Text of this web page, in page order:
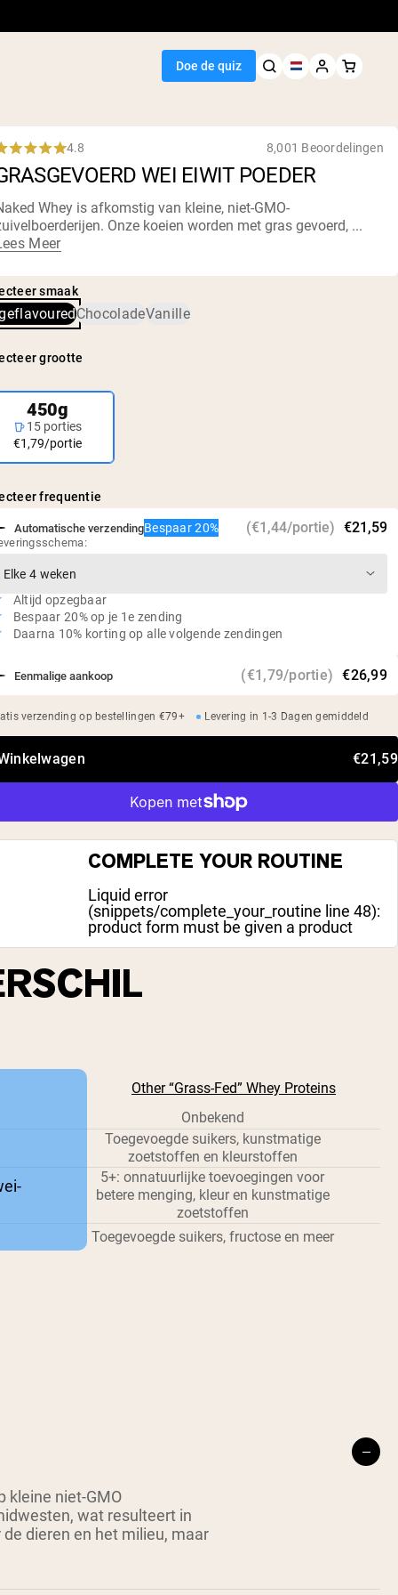
Doe de quiz
4.8 8,001 Beoordelingen
WEI EIWIT POEDER
Whey is afkomstig van kleine, niet-GMO-
. Onze koeien worden met gras gevoerd, ...
Meer
smaak
ChocoladeVanille
grootte
450g
15 porties
€1,79/portie
frequentie
Eenmalige aankoop (€1,79/portie) €26,99
Automatische verzendingBespaar 20% (€1,44/portie) €21,59
Altijd opzegbaar
Bespaar 20% op je 1e zending
Daarna 10% korting op alle volgende zendingen
verzending op bestellingen €79+ Levering in 1-3 Dagen gemiddeld
€21,59
COMPLETE YOUR ROUTINE
Liquid error
(snippets/complete_your_routine line 48):
product form must be given a product
Other “Grass-Fed” Whey Proteins
Onbekend
Toegevoegde suikers, kunstmatige
zoetstoffen en kleurstoffen
5+: onnatuurlijke toevoegingen voor
betere menging, kleur en kunstmatige
zoetstoffen
Toegevoegde suikers, fructose en meer
kleine niet-GMO
wat resulteert in
dieren en het milieu, maar